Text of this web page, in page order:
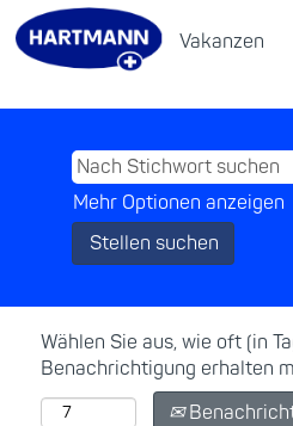
Vakanzen
Mehr Optionen anzeigen
Wählen Sie aus, wie oft (in
Benachrichtigung erhalten